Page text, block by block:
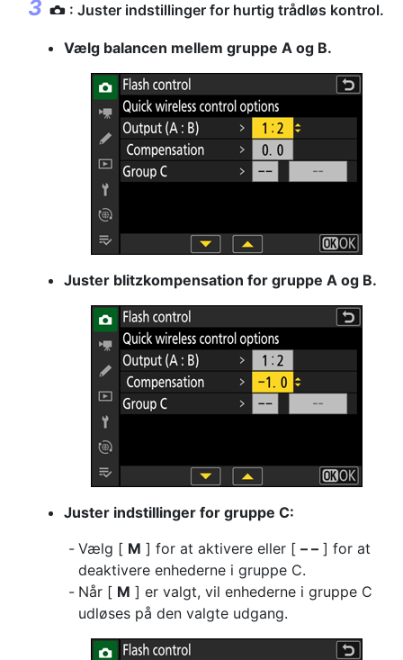
C : Juster indstillinger for hurtig trådløs kontrol.
Vælg balancen mellem gruppe A og B.
Juster blitzkompensation for gruppe A og B.
Juster indstillinger for gruppe C:
Vælg [ M ] for at aktivere eller [ – – ] for at
deaktivere enhederne i gruppe C.
Når [ M ] er valgt, vil enhederne i gruppe C
udløses på den valgte udgang.